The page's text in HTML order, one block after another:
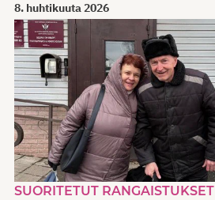
8. huhtikuuta 2026
SUORITETUT RANGAISTUKSET